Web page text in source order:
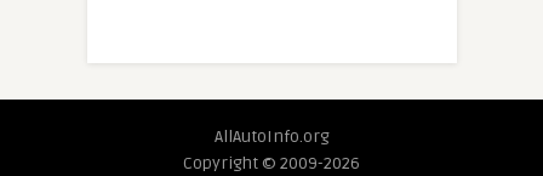
AllAutoInfo.org
Copyright © 2009-2026